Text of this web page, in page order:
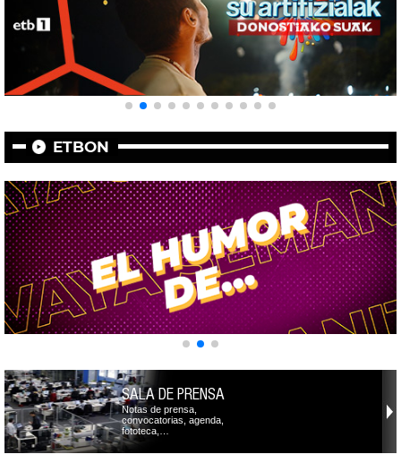
ETBON
SALA DE PRENSA
Notas de prensa,
convocatorias, agenda,
fototeca,…